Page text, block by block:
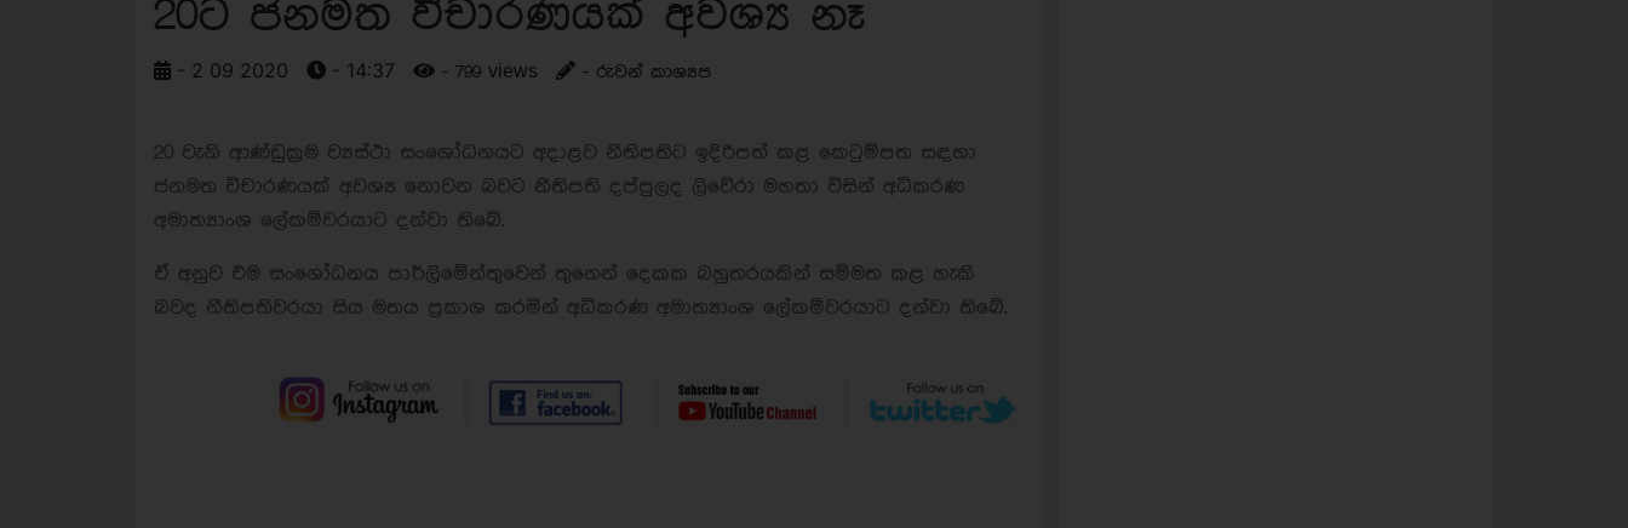
20ට ජනමත විචාරණයක් අවශ්‍ය නෑ
- 2 09 2020 - 14:37 - 799 views - රුවන් කාශ්‍යප
20 වැනි ආණ්ඩුක්‍රම ව්‍යස්ථා සංශෝධනයට අදාළව නීතිපතිට ඉදිරිපත් කළ කෙටුම්පත සඳහා
ජනමත විචාරණයක් අවශ්‍ය නොවන බවට නීතිපති දප්පුලද ලිවේරා මහතා විසින් අධිකරණ
අමාත්‍යාංශ ලේකම්වරයාට දන්වා තිබේ.
ඒ අනුව එම සංශෝධනය පාර්ලිමේන්තුවෙන් තුනෙන් දෙකක බහුතරයකින් සම්මත කළ හැකි
බවද නීතිපතිවරයා සිය මතය ප්‍රකාශ කරමින් අධිකරණ අමාත්‍යාංශ ලේකම්වරයාට දන්වා තිබේ.